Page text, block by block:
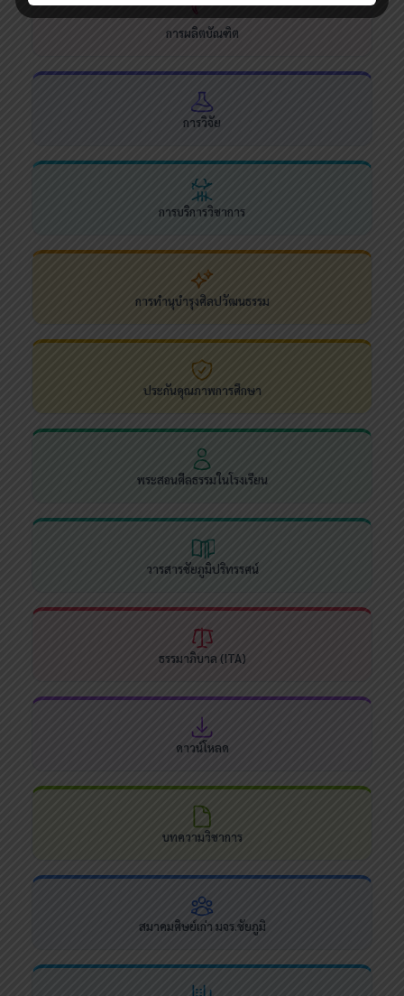
การผลิตบัณฑิต
การวิจัย
การบริการวิชาการ
การทำนุบำรุงศิลปวัฒนธรรม
ประกันคุณภาพการศึกษา
พระสอนศีลธรรมในโรงเรียน
วารสารชัยภูมิปริทรรศน์
ธรรมาภิบาล (ITA)
ดาวน์โหลด
บทความวิชาการ
สมาคมศิษย์เก่า มจร.ชัยภูมิ